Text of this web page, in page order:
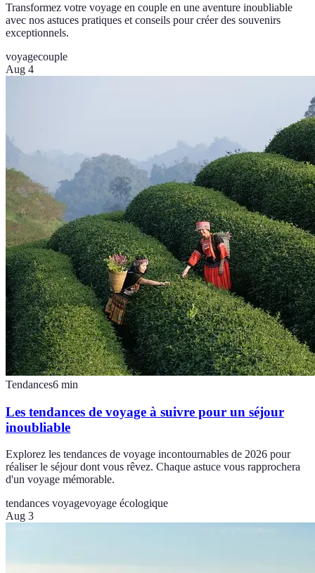
Transformez votre voyage en couple en une aventure inoubliable
avec nos astuces pratiques et conseils pour créer des souvenirs
exceptionnels.
voyagecouple
Aug 4
Tendances6 min
Les tendances de voyage à suivre pour un séjour
inoubliable
Explorez les tendances de voyage incontournables de 2026 pour
réaliser le séjour dont vous rêvez. Chaque astuce vous rapprochera
d'un voyage mémorable.
tendances voyagevoyage écologique
Aug 3